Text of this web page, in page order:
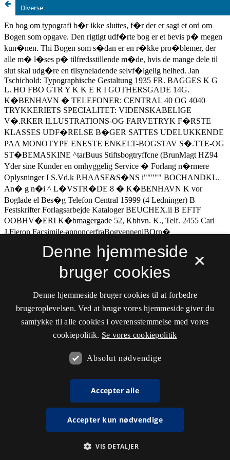
Diverse
×
Denne hjemmeside
bruger cookies
Denne hjemmeside bruger cookies til at forbedre
brugeroplevelsen. Ved at bruge vores hjemmeside giver du
samtykke til alle cookies i overensstemmelse med vores
cookiepolitik. Se vores cookiepolitik
Absolut nødvendige
Accepter alle
Accepter kun nødvendige
VIS DETALJER